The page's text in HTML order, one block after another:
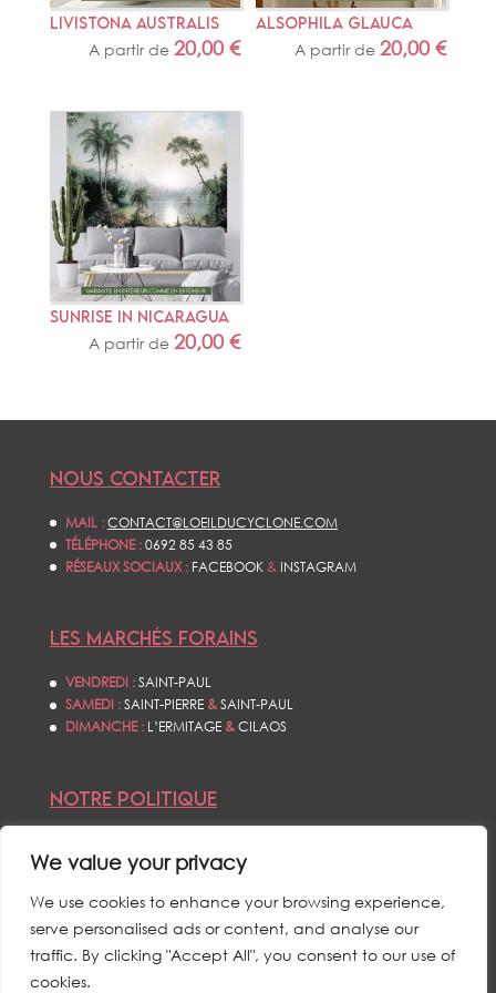
We value your privacy
We use cookies to enhance your browsing experience,
serve personalised ads or content, and analyse our
traffic. By clicking "Accept All", you consent to our use of
cookies.
LIVISTONA AUSTRALIS
A partir de 20,00 €
ALSOPHILA GLAUCA
A partir de20,00€
SUNRISE IN NICARAGUA
A partir de 20,00 €
NOUS CONTACTER
MAIL :CONTACT@LOEILDUCYCLONE.COM
TÉLÉPHONE :0692 85 43 85
RÉSEAUX SOCIAUX : FACEBOOK& INSTAGRAM
LES MARCHÉS FORAINS
VENDREDI :SAINT-PAUL
SAMEDI :SAINT-PIERRE&SAINT-PAUL
DIMANCHE : L’ERMITAGE &CILAOS
NOTRE POLITIQUE
POLITIQUE DE CONFIDENTIALITÉS